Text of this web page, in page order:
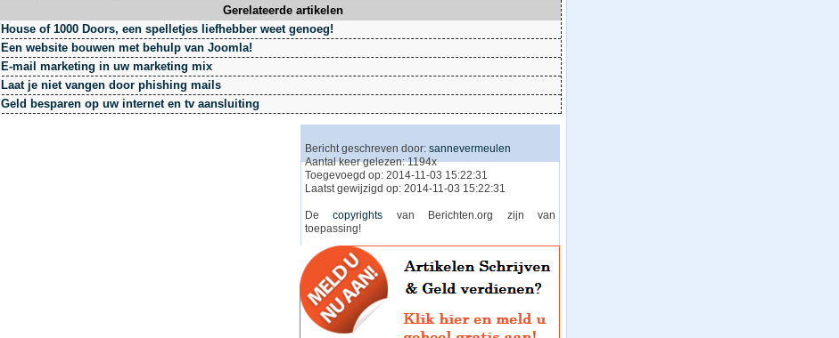
Gerelateerde artikelen
House of 1000 Doors, een spelletjes liefhebber weet genoeg!
Een website bouwen met behulp van Joomla!
E-mail marketing in uw marketing mix
Laat je niet vangen door phishing mails
Geld besparen op uw internet en tv aansluiting
Bericht geschreven door: sannevermeulen
Aantal keer gelezen: 1194x
Toegevoegd op: 2014-11-03 15:22:31
Laatst gewijzigd op: 2014-11-03 15:22:31
Decopyrights van Berichten.org zijn van
toepassing!